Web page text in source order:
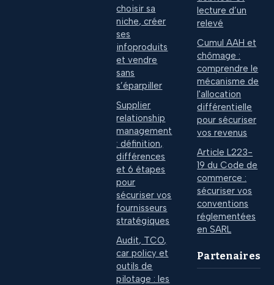
choisir sa
niche, créer
ses
infoproduits
et vendre
sans
s’éparpiller
Supplier
relationship
management
: définition,
différences
et 6 étapes
pour
sécuriser vos
fournisseurs
stratégiques
Audit, TCO,
car policy et
outils de
pilotage : les
lecture d’un
relevé
Cumul AAH et
chômage :
comprendre le
mécanisme de
l'allocation
différentielle
pour sécuriser
vos revenus
Article L223-
19 du Code de
commerce :
sécuriser vos
conventions
réglementées
en SARL
Partenaires